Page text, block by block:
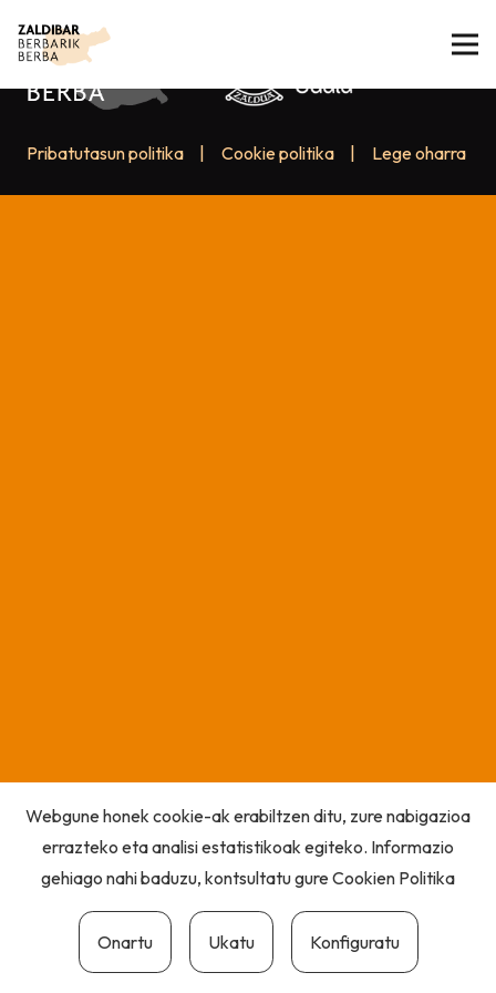
Pribatutasun politika Cookie politika Lege oharra
Webgune honek cookie-ak erabiltzen ditu, zure nabigazioa
errazteko eta analisi estatistikoak egiteko. Informazio
gehiago nahi baduzu, kontsultatu gureCookien Politika
Onartu Ukatu Konfiguratu